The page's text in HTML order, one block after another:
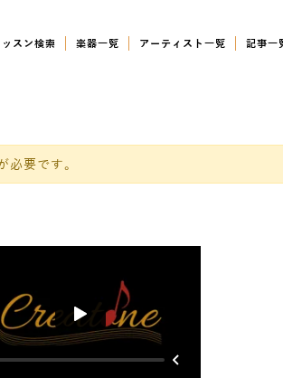
ッスン検索 楽器一覧 アーティスト一覧 記事一
要です。